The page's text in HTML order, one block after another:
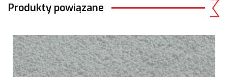
Produkty powiązane